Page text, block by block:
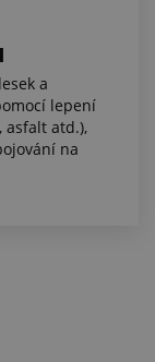
a
lepení
asfalt atd.),
na